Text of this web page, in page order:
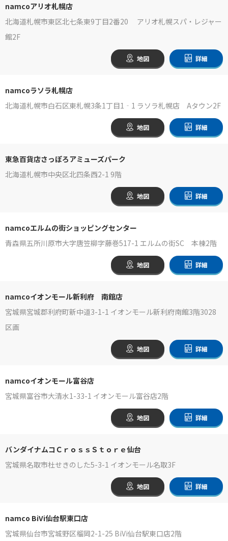
namcoアリオ札幌店
北海道札幌市東区北七条東9丁目2番20 アリオ札幌スパ・レジャー
館2F
地図 詳細
namcoラソラ札幌店
北海道札幌市白石区東札幌3条1丁目1‐1 ラソラ札幌店 Aタウン2F
地図 詳細
東急百貨店さっぽろアミューズパーク
北海道札幌市中央区北四条西2-1 9階
地図 詳細
namcoエルムの街ショッピングセンター
青森県五所川原市大字唐笠柳字藤巻517-1 エルムの街SC 本棟2階
地図 詳細
namcoイオンモール新利府 南館店
宮城県宮城郡利府町新中道3-1-1 イオンモール新利府南館3階3028
区画
地図 詳細
namcoイオンモール富谷店
宮城県富谷市大清水1-33-1 イオンモール富谷店2階
地図 詳細
バンダイナムコＣｒｏｓｓＳｔｏｒｅ仙台
宮城県名取市杜せきのした5-3-1 イオンモール名取3F
地図 詳細
namco BiVi仙台駅東口店
宮城県仙台市宮城野区榴岡2-1-25 BiVi仙台駅東口店2階